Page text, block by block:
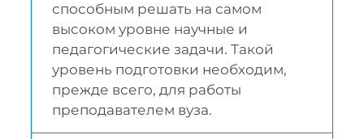
способным решать на самом
высоком уровне научные и
педагогические задачи. Такой
уровень подготовки необходим,
прежде всего, для работы
преподавателем вуза.